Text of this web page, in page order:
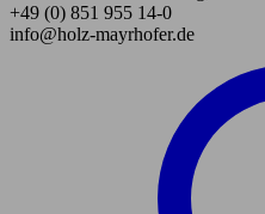
+49 (0) 851 955 14-0
info@holz-mayrhofer.de